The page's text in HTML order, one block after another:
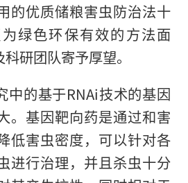
的优质储粮害虫防治法十
绿色环保有效的方法面
研团队寄予厚望。
中的基于RNAi技术的基因
。基因靶向药是通过和害
低害虫密度，可以针对各
进行治理，并且杀虫十分